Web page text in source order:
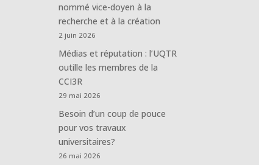
nommé vice-doyen à la
recherche et à la création
2 juin 2026
Médias et réputation : l’UQTR
outille les membres de la
CCI3R
29 mai 2026
Besoin d’un coup de pouce
pour vos travaux
universitaires?
26 mai 2026